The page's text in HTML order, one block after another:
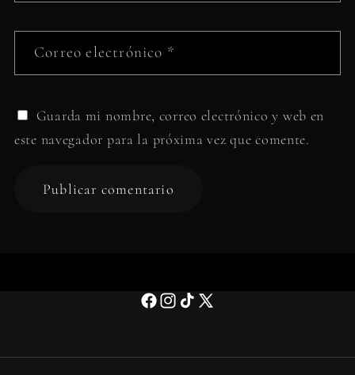
Correo electrónico *
Guarda mi nombre, correo electrónico y web en
este navegador para la próxima vez que comente.
Facebook
Instagram
TikTok
X